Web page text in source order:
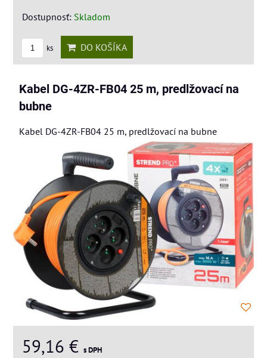
Dostupnosť: Skladom
ks DO KOŠÍKA
Kabel DG-4ZR-FB04 25 m, predlžovací na
bubne
Kabel DG-4ZR-FB04 25 m, predlžovací na bubne
59,16 € s DPH